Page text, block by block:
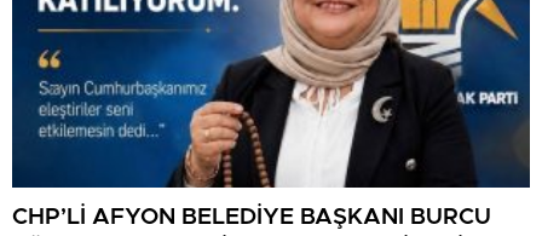
CHP’Lİ AFYON BELEDİYE BAŞKANI BURCU